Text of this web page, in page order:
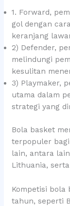
1. Forward,
gol dengan
keranjang
2) Defender,
melindungi
kesulitan
3) Playmaker,
utama dalam
strategi yang
Bola basket
terpopuler
lain, antara
Lithuania,
Kompetisi bola
tahun, seperti